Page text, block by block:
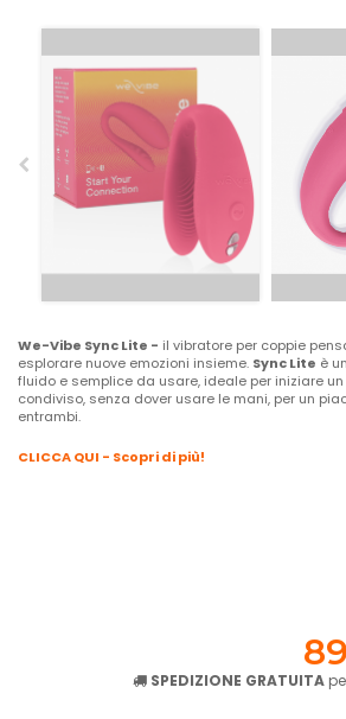
We-Vibe Sync Lite - il vibratore per coppie
esplorare nuove emozioni insieme. Sync Lite è
fluido e semplice da usare, ideale per iniziare
condiviso, senza dover usare le mani, per un
entrambi.
CLICCA QUI - Scopri di più!
SPEDIZIONE GRATUITA